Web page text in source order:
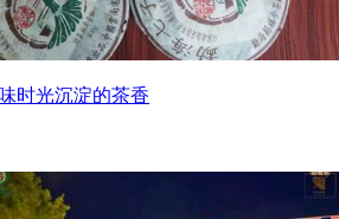
时光沉淀的茶香